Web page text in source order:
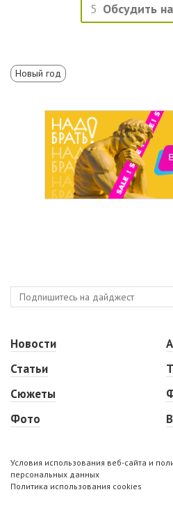
5 Обсудить
Новый год
Новости
Статьи
Сюжеты
Фото
Условия использования веб-сайта и
персональных данных
Политика использования cookies